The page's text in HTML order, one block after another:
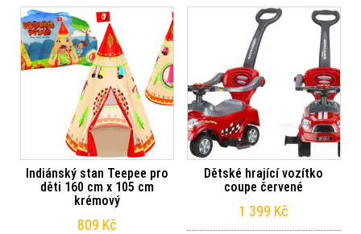
Indiánský stan Teepee pro
děti 160 cm x 105 cm
krémový
809 Kč
Dětské hrající vozítko
coupe červené
1 399 Kč